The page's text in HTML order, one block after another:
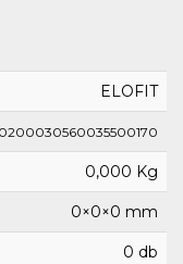
ELOFIT
0,000 Kg
0×0×0 mm
0 db